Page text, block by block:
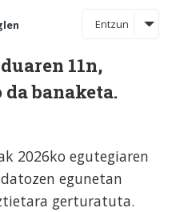
Entzun
11n,
banaketa.
2026ko egutegiaren
egunetan
gerturatuta.